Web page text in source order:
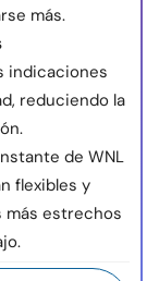
más.
indicaciones
reduciendo la
de WNL
flexibles y
más estrechos